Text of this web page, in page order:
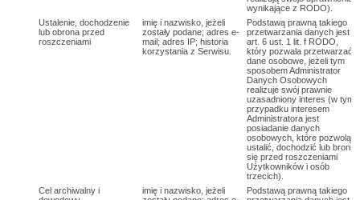
wynikające z RODO).
Ustalenie, dochodzenie
lub obrona przed
roszczeniami
imię i nazwisko, jeżeli
zostały podane; adres e-
mail; adres IP; historia
korzystania z Serwisu.
Podstawą prawną takiego
przetwarzania danych jest
art. 6 ust. 1 lit. f RODO,
który pozwala przetwarzać
dane osobowe, jeżeli tym
sposobem Administrator
Danych Osobowych
realizuje swój prawnie
uzasadniony interes (w tym
przypadku interesem
Administratora jest
posiadanie danych
osobowych, które pozwolą
ustalić, dochodzić lub bronić
się przed roszczeniami
Użytkowników i osób
trzecich).
Cel archiwalny i
imię i nazwisko, jeżeli
Podstawą prawną takiego